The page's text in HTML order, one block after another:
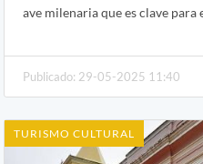
ave milenaria que es clave
Publicado: 29-05-2025 11:40
TURISMO CULTURAL